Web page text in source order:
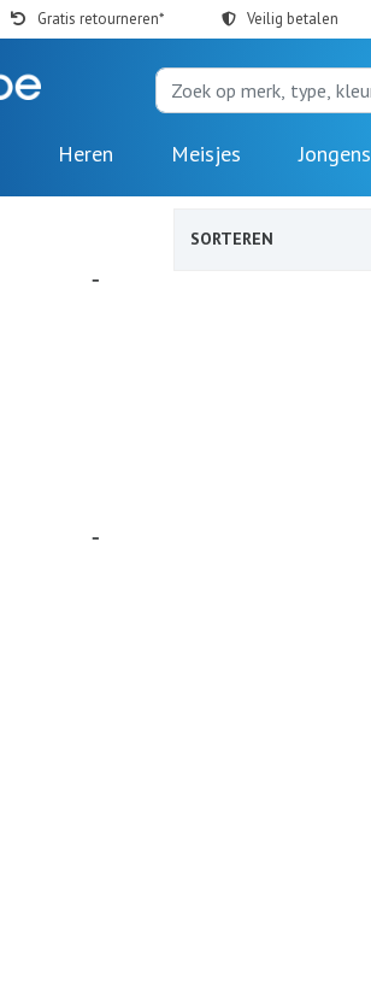
Gratis retourneren* Veilig betalen
Heren Meisjes Jongens
SORTEREN